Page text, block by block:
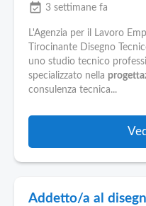
event_available 3 settimane fa
L'Agenzia per il Lavoro
Tirocinante Disegno
uno studio tecnico
specializzato nella
consulenza tecnica...
Addetto/a al